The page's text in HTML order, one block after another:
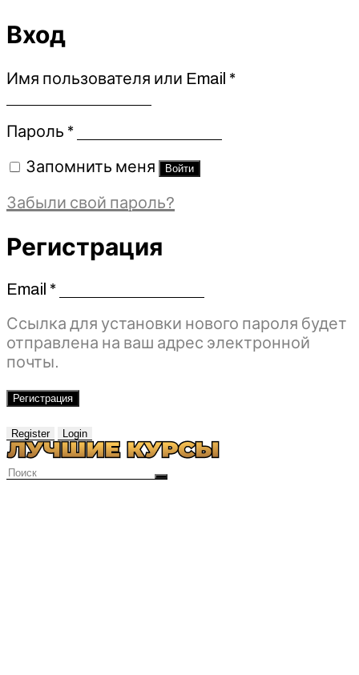
Вход
Имя пользователя или Email *Обязательно
Пароль *Обязательно
Запомнить меня Войти
Забыли свой пароль?
Регистрация
Email *Обязательно
Ссылка для установки нового пароля будет
отправлена ​​на ваш адрес электронной
почты.
Регистрация
Register Login